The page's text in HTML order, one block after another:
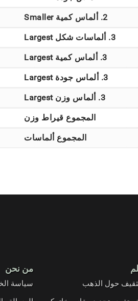
2. ألماس كمية Smaller
3. ألماسات شكل Largest
3. ألماس كمية Largest
3. ألماس جودة Largest
3. ألماس وزن Largest
المجموع قيراط وزن
المجموع ألماسات
من نحن
سياسة حول الذهب